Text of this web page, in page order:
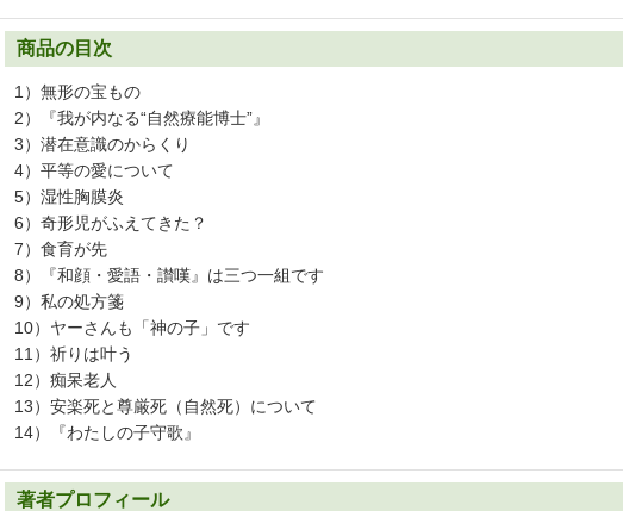
商品の目次
1）無形の宝もの
2）『我が内なる“自然療能博士”』
3）潜在意識のからくり
4）平等の愛について
5）湿性胸膜炎
6）奇形児がふえてきた？
7）食育が先
8）『和顔・愛語・讃嘆』は三つ一組です
9）私の処方箋
10）ヤーさんも「神の子」です
11）祈りは叶う
12）痴呆老人
13）安楽死と尊厳死（自然死）について
14）『わたしの子守歌』
著者プロフィール